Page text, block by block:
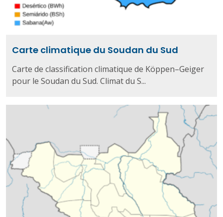
Carte climatique du Soudan du Sud
Carte de classification climatique de Köppen–Geiger
pour le Soudan du Sud. Climat du S...